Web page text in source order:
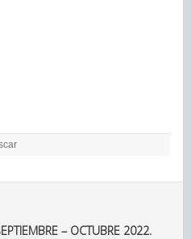
– OCTUBRE 2022.